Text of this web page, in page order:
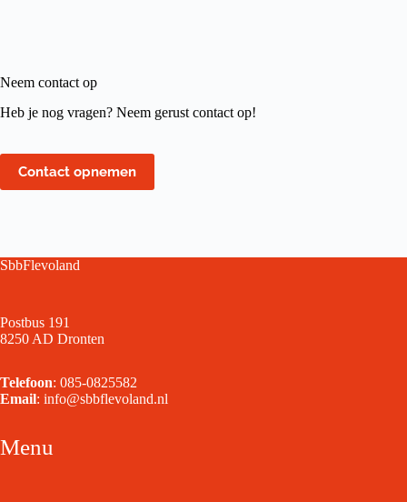
Neem contact op
Heb je nog vragen? Neem gerust contact op!
Contact opnemen
SbbFlevoland
Postbus 191
8250 AD Dronten
Telefoon: 085-0825582
Email: info@sbbflevoland.nl
Menu